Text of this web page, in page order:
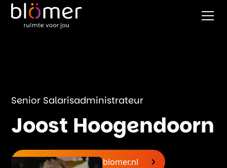
Senior Salarisadministrateur
Joost Hoogendoorn
joost.hoogendoorn@blomer.nl